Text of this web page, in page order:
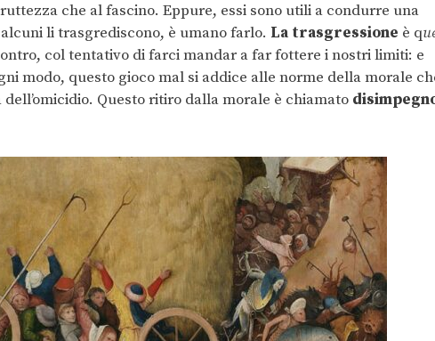
che al fascino. Eppure, essi sono utili a condurre una
li trasgrediscono, è umano farlo. La trasgressione è q
col tentativo di farci mandar a far fottere i nostri limiti: e
modo, questo gioco mal si addice alle norme della morale
Questo ritiro dalla morale è chiamato